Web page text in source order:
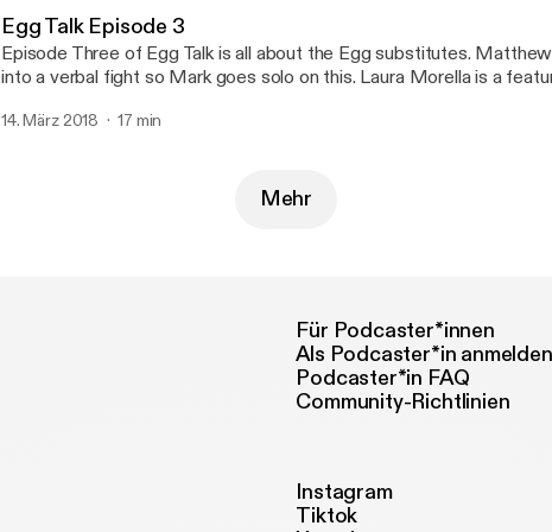
Egg Talk Episode 3
Episode Three of Egg Talk is all about the Egg substitutes. Matthew and Mark get
into a verbal fight so Mark goes solo on this. Laura Morella is a featured vegan on this
14. März 2018 17 min
Mehr
Für Podcaster*innen
Als Podcaster*in anmelden
Podcaster*in FAQ
Community-Richtlinien
Instagram
Tiktok